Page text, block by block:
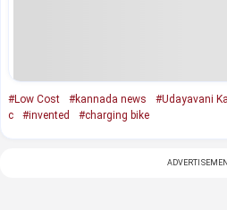
#Low Cost #kannada news #Udayavani
c
#invented #charging bike